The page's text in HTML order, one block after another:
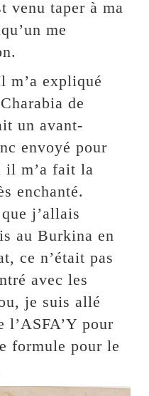
venu taper à ma
me
m’a expliqué
de
un avant-
envoyé pour
il m’a fait la
enchanté.
j’allais
au Burkina en
ce n’était pas
avec les
je suis allé
l’ASFA’Y pour
formule pour le